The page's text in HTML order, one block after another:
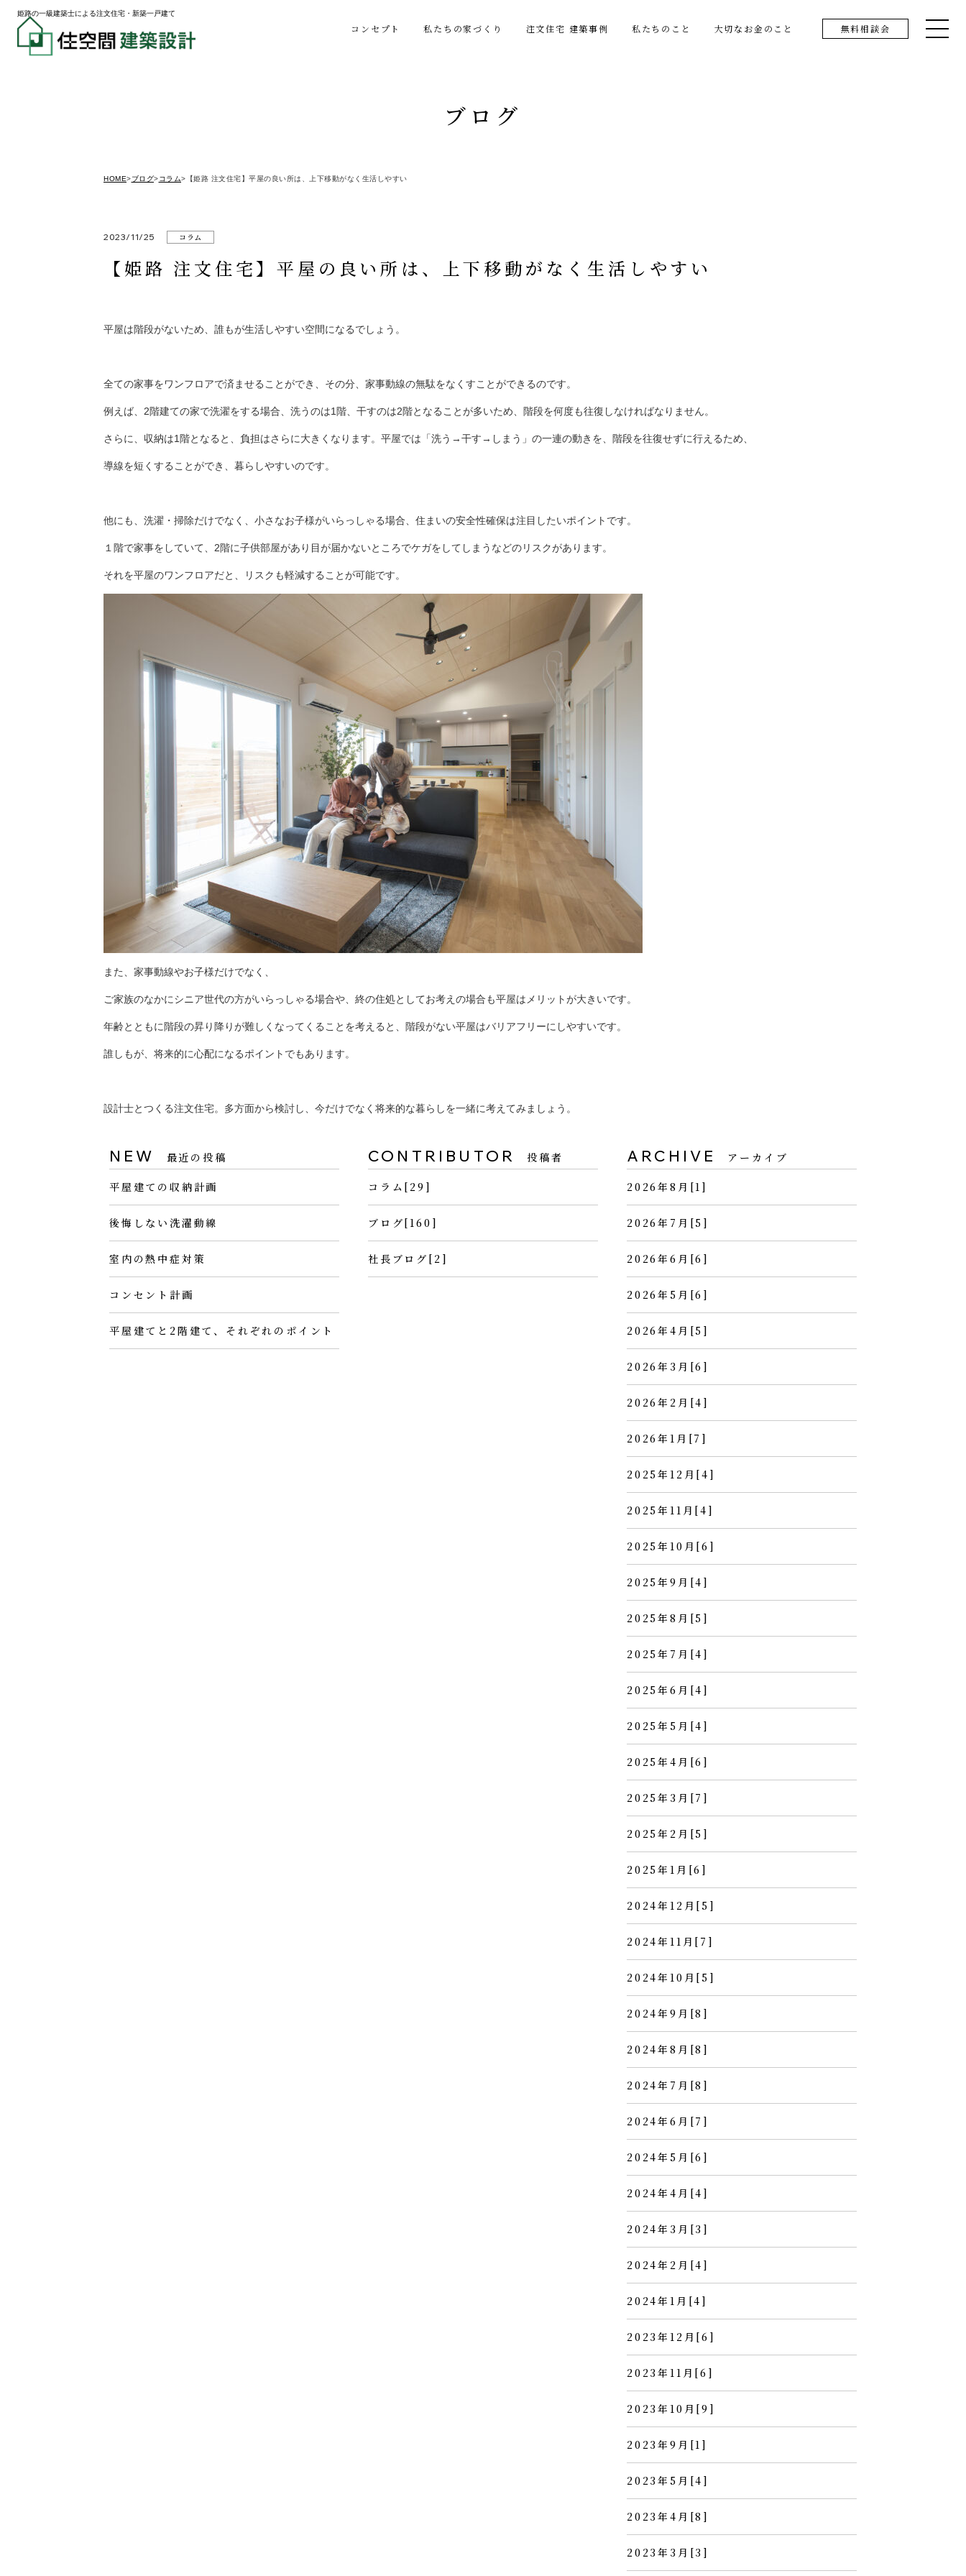
姫路の一級建築士による注文住宅・新築一戸建て
コンセプト 私たちの家づくり 注文住宅 建築事例 私たちのこと 大切なお金のこと 無料相談会
ブログ
HOME>ブログ>コラム> 【姫路 注文住宅】平屋の良い所は、上下移動がなく生活しやすい
2023/11/25 コラム
【姫路 注文住宅】平屋の良い所は、上下移動がなく生活しやすい
平屋は階段がないため、誰もが生活しやすい空間になるでしょう。
全ての家事をワンフロアで済ませることができ、その分、家事動線の無駄をなくすことができるのです。
例えば、2階建ての家で洗濯をする場合、洗うのは1階、干すのは2階となることが多いため、階段を何度も往復しなければなりません。
さらに、収納は1階となると、負担はさらに大きくなります。平屋では「洗う→干す→しまう」の一連の動きを、階段を往復せずに行えるため、
導線を短くすることができ、暮らしやすいのです。
他にも、洗濯・掃除だけでなく、小さなお子様がいらっしゃる場合、住まいの安全性確保は注目したいポイントです。
１階で家事をしていて、2階に子供部屋があり目が届かないところでケガをしてしまうなどのリスクがあります。
それを平屋のワンフロアだと、リスクも軽減することが可能です。
また、家事動線やお子様だけでなく、
ご家族のなかにシニア世代の方がいらっしゃる場合や、終の住処としてお考えの場合も平屋はメリットが大きいです。
年齢とともに階段の昇り降りが難しくなってくることを考えると、階段がない平屋はバリアフリーにしやすいです。
誰しもが、将来的に心配になるポイントでもあります。
設計士とつくる注文住宅。多方面から検討し、今だけでなく将来的な暮らしを一緒に考えてみましょう。
NEW 最近の投稿
平屋建ての収納計画
後悔しない洗濯動線
室内の熱中症対策
コンセント計画
平屋建てと2階建て、それぞれのポイント
CONTRIBUTOR 投稿者
コラム[29]
ブログ[160]
社長ブログ[2]
ARCHIVE アーカイブ
2026年8月[1]
2026年7月[5]
2026年6月[6]
2026年5月[6]
2026年4月[5]
2026年3月[6]
2026年2月[4]
2026年1月[7]
2025年12月[4]
2025年11月[4]
2025年10月[6]
2025年9月[4]
2025年8月[5]
2025年7月[4]
2025年6月[4]
2025年5月[4]
2025年4月[6]
2025年3月[7]
2025年2月[5]
2025年1月[6]
2024年12月[5]
2024年11月[7]
2024年10月[5]
2024年9月[8]
2024年8月[8]
2024年7月[8]
2024年6月[7]
2024年5月[6]
2024年4月[4]
2024年3月[3]
2024年2月[4]
2024年1月[4]
2023年12月[6]
2023年11月[6]
2023年10月[9]
2023年9月[1]
2023年5月[4]
2023年4月[8]
2023年3月[3]